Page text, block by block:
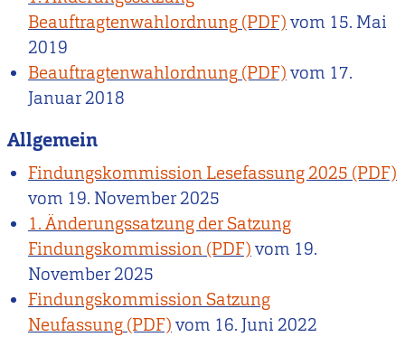
Beauftragtenwahlordnung
vom 15. Mai
2019
Beauftragtenwahlordnung
vom 17.
Januar 2018
Allgemein
Findungskommission Lesefassung 2025
vom 19. November 2025
1. Änderungssatzung der Satzung
Findungskommission
vom 19.
November 2025
Findungskommission Satzung
Neufassung
vom 16. Juni 2022